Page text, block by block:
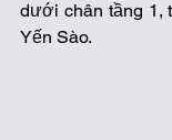
dưới chân tầng 1,
Yến Sào.